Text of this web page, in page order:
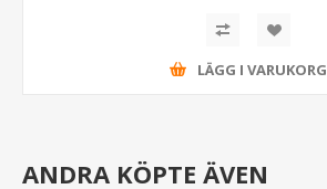
LÄGG I VARUKORG
ANDRA KÖPTE ÄVEN